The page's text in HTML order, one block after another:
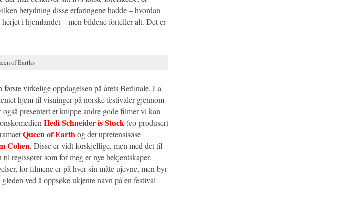
betydning disse erfaringene hadde – hvordan
i hjemlandet – men bildene forteller alt. Det er
of Earth»
første virkelige oppdagelsen på årets Berlinale. La
hjem til visninger på norske festivaler gjennom
presentert et knippe andre gode filmer vi kan
Hedi Schneider is Stuck(co-produsert
Queen of Earthog det upretensisøse
Cohen. Disse er vidt forskjellige, men med det til
regissører som for meg er nye bekjentskaper.
for filmene er på hver sin måte ujevne, men byr
ved å oppsøke ukjente navn på en festival